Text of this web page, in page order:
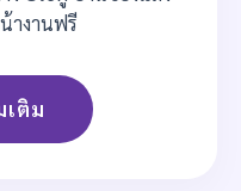
างานฟรี
เติม